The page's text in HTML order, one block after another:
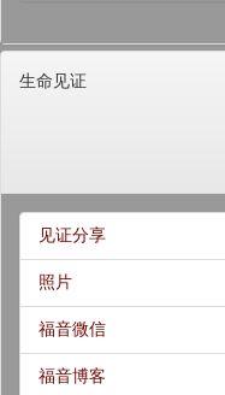
生命见证
见证分享
照片
福音微信
福音博客